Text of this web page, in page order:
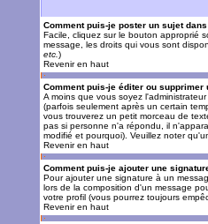
Comment puis-je poster un sujet
Facile, cliquez sur le bouton approprié
message, les droits qui vous sont
etc. )
Revenir en haut
Comment puis-je éditer ou supprimer
A moins que vous soyez
(parfois seulement après un certain
vous trouverez un petit morceau de
pas si personne n'a répondu, il
modifié et pourquoi). Veuillez noter
Revenir en haut
Comment puis-je ajouter une
Pour ajouter une signature à un
lors de la composition d'un message
votre profil (vous pourrez toujours
Revenir en haut